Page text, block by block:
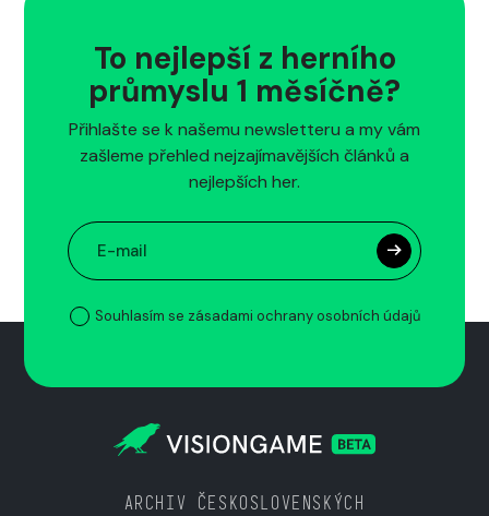
To nejlepší z herního
průmyslu 1 měsíčně?
Přihlašte se k našemu newsletteru a my vám
zašleme přehled nejzajímavějších článků a
nejlepších her.
Souhlasím se zásadami ochrany osobních údajů
ARCHIV ČESKOSLOVENSKÝCH